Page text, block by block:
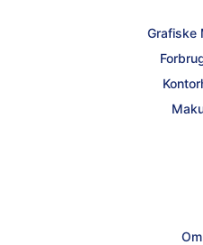
Grafiske